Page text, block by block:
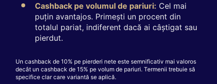
Cashback pe volumul de pariuri: Cel mai
puțin avantajos. Primești un procent din
totalul pariat, indiferent dacă ai câștigat sau
pierdut.
Un cashback de 10% pe pierderi nete este semnificativ mai valoros
decât un cashback de 15% pe volum de pariuri. Termenii trebuie să
specifice clar care variantă se aplică.